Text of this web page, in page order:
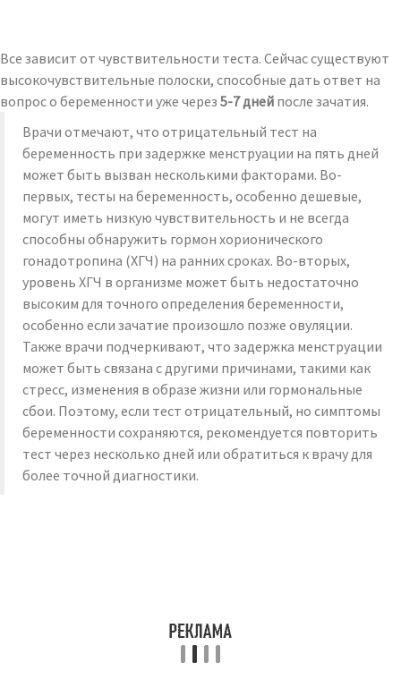
Все зависит от чувствительности теста. Сейчас существуют
высокочувствительные полоски, способные дать ответ на
вопрос о беременности уже через 5-7 дней после зачатия.
Врачи отмечают, что отрицательный тест на
беременность при задержке менструации на пять дней
может быть вызван несколькими факторами. Во-
первых, тесты на беременность, особенно дешевые,
могут иметь низкую чувствительность и не всегда
способны обнаружить гормон хорионического
гонадотропина (ХГЧ) на ранних сроках. Во-вторых,
уровень ХГЧ в организме может быть недостаточно
высоким для точного определения беременности,
особенно если зачатие произошло позже овуляции.
Также врачи подчеркивают, что задержка менструации
может быть связана с другими причинами, такими как
стресс, изменения в образе жизни или гормональные
сбои. Поэтому, если тест отрицательный, но симптомы
беременности сохраняются, рекомендуется повторить
тест через несколько дней или обратиться к врачу для
более точной диагностики.